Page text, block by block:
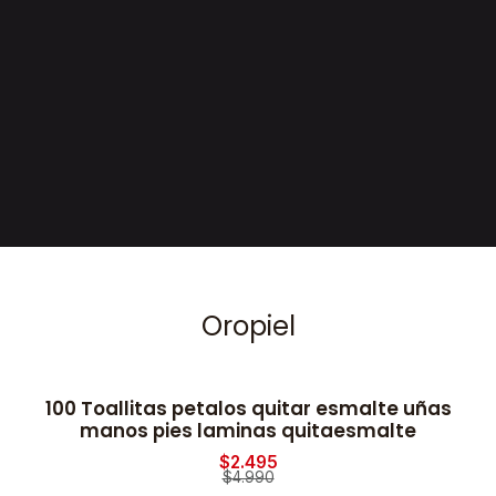
Oropiel
-50% OFF
100 Toallitas petalos quitar esmalte uñas
manos pies laminas quitaesmalte
$2.495
$4.990